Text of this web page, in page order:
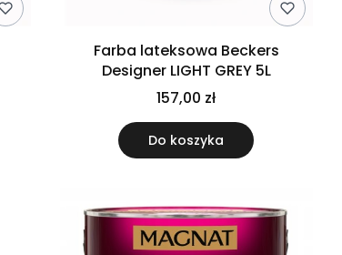
Farba lateksowa Beckers
Designer LIGHT GREY 5L
157,00 zł
Do koszyka